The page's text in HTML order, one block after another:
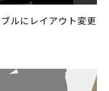
ルにレイアウト変更